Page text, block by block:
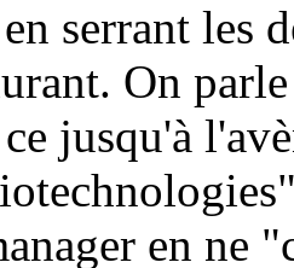
serrant les
On
jusqu'à
en ne